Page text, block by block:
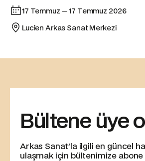
17 Temmuz — 17 Temmuz 2026
Lucien Arkas Sanat Merkezi
Bültene üye
Arkas Sanat’la ilgili en güncel
ulaşmak için bültenimize abone